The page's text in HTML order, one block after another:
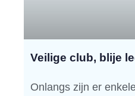
Veilige club, blije
Onlangs zijn er